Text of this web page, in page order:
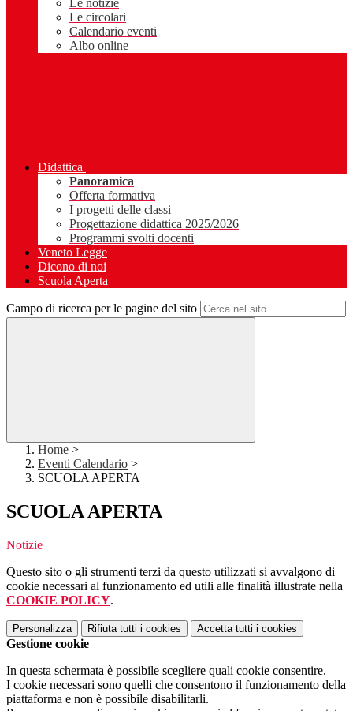
Le notizie
Le circolari
Calendario eventi
Albo online
Didattica
Panoramica
Offerta formativa
I progetti delle classi
Progettazione didattica 2025/2026
Programmi svolti docenti
Veneto Legge
Dicono di noi
Scuola Aperta
Campo di ricerca per le pagine del sito
Home >
Eventi Calendario >
SCUOLA APERTA
SCUOLA APERTA
Notizie
Questo sito o gli strumenti terzi da questo utilizzati si avvalgono di
cookie necessari al funzionamento ed utili alle finalità illustrate nella
COOKIE POLICY.
Personalizza Rifiuta tutti i cookies Accetta tutti i cookies
Gestione cookie
In questa schermata è possibile scegliere quali cookie consentire.
I cookie necessari sono quelli che consentono il funzionamento della
piattaforma e non è possibile disabilitarli.